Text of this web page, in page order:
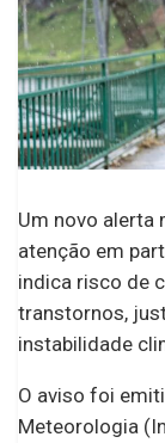
Um novo alerta
atenção em
indica risco de
transtornos,
instabilidade
O aviso foi
Meteorologia